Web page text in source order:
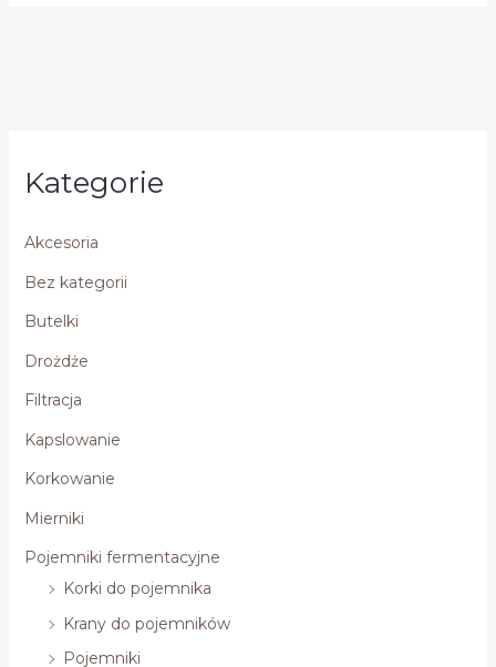
Kategorie
Akcesoria
Bez kategorii
Butelki
Drożdże
Filtracja
Kapslowanie
Korkowanie
Mierniki
Pojemniki fermentacyjne
Korki do pojemnika
Krany do pojemników
Pojemniki